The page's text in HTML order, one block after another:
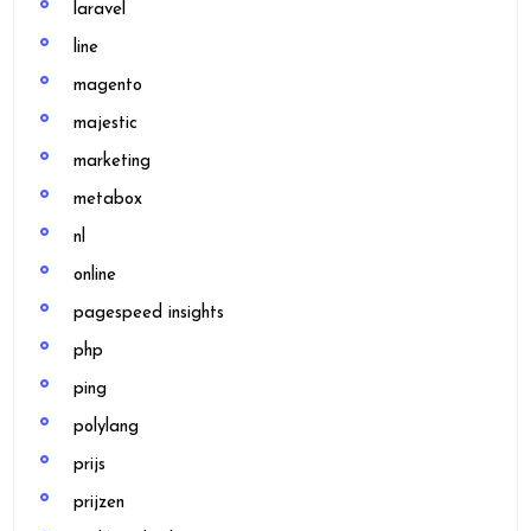
laravel
line
magento
majestic
marketing
metabox
nl
online
pagespeed insights
php
ping
polylang
prijs
prijzen